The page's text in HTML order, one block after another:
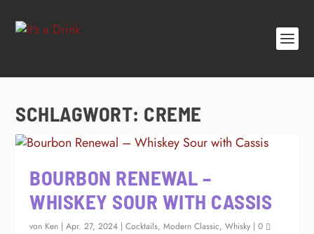
SCHLAGWORT: CREME
BOURBON RENEWAL –
WHISKEY SOUR WITH CASSIS
von Ken |Apr. 27, 2024 |Cocktails,Modern Classic,Whisky |0